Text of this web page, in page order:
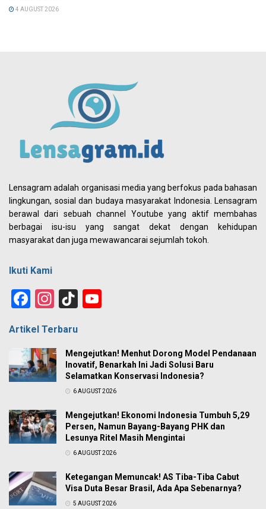
4 AUGUST 2026
Lensagram adalah organisasi media yang berfokus pada bahasan
lingkungan, sosial dan budaya masyarakat Indonesia. Lensagram
berawal dari sebuah channel Youtube yang aktif membahas
berbagai isu-isu yang sangat dekat dengan kehidupan
masyarakat dan juga mewawancarai sejumlah tokoh.
Ikuti Kami
Facebook
Instagram
TikTok
Artikel Terbaru
Mengejutkan! Menhut Dorong Model Pendanaan
Inovatif, Benarkah Ini Jadi Solusi Baru
Selamatkan Konservasi Indonesia?
6 AUGUST 2026
Mengejutkan! Ekonomi Indonesia Tumbuh 5,29
Persen, Namun Bayang-Bayang PHK dan
Lesunya Ritel Masih Mengintai
6 AUGUST 2026
Ketegangan Memuncak! AS Tiba-Tiba Cabut
Visa Duta Besar Brasil, Ada Apa Sebenarnya?
5 AUGUST 2026